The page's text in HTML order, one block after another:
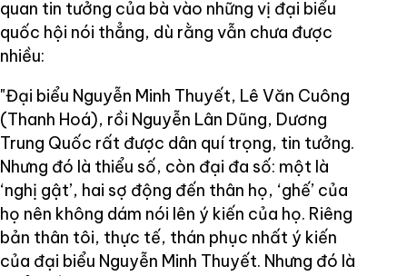
quan tin tưởng của bà vào những vị đại biểu
quốc hội nói thẳng, dù rằng vẫn chưa được
nhiều:
"Đại biểu Nguyễn Minh Thuyết, Lê Văn Cuông
(Thanh Hoá), rồi Nguyễn Lân Dũng, Dương
Trung Quốc rất được dân quí trọng, tin tưởng.
Nhưng đó là thiểu số, còn đại đa số: một là
‘nghị gật’, hai sợ động đến thân họ, ‘ghế’ của
họ nên không dám nói lên ý kiến của họ. Riêng
bản thân tôi, thực tế, thán phục nhất ý kiến
của đại biểu Nguyễn Minh Thuyết. Nhưng đó là